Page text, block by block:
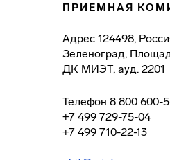
ПРИЕМНАЯ
Адрес 124498,
Зеленоград,
ДК МИЭТ, ауд. 2201
Телефон 8 800 600-
+7 499 729-75-04
+7 499 710-22-13